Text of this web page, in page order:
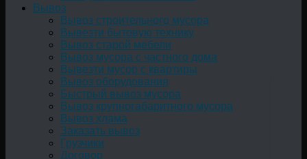
Вывоз
Вывоз строительного мусора
Вывезти бытовую технику
Вывоз старой мебели
Вывоз мусора с частного дома
Вывезти мусор с квартиры
Вывоз оборудования
Быстрый вывоз мусора
Вывоз крупногабаритного мусора
Вывоз хлама
Заказать вывоз
Грузчики
Договор